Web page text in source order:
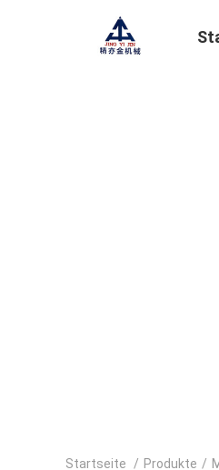
Startseite / Produkte /